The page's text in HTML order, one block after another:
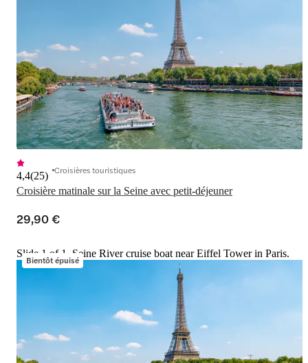
Croisière matinale sur la Seine avec petit-déjeuner
4,4(25) Croisières touristiques
29,90 €
Bientôt épuisé
Slide 1 of 1, Seine River cruise boat near Eiffel Tower in Paris.